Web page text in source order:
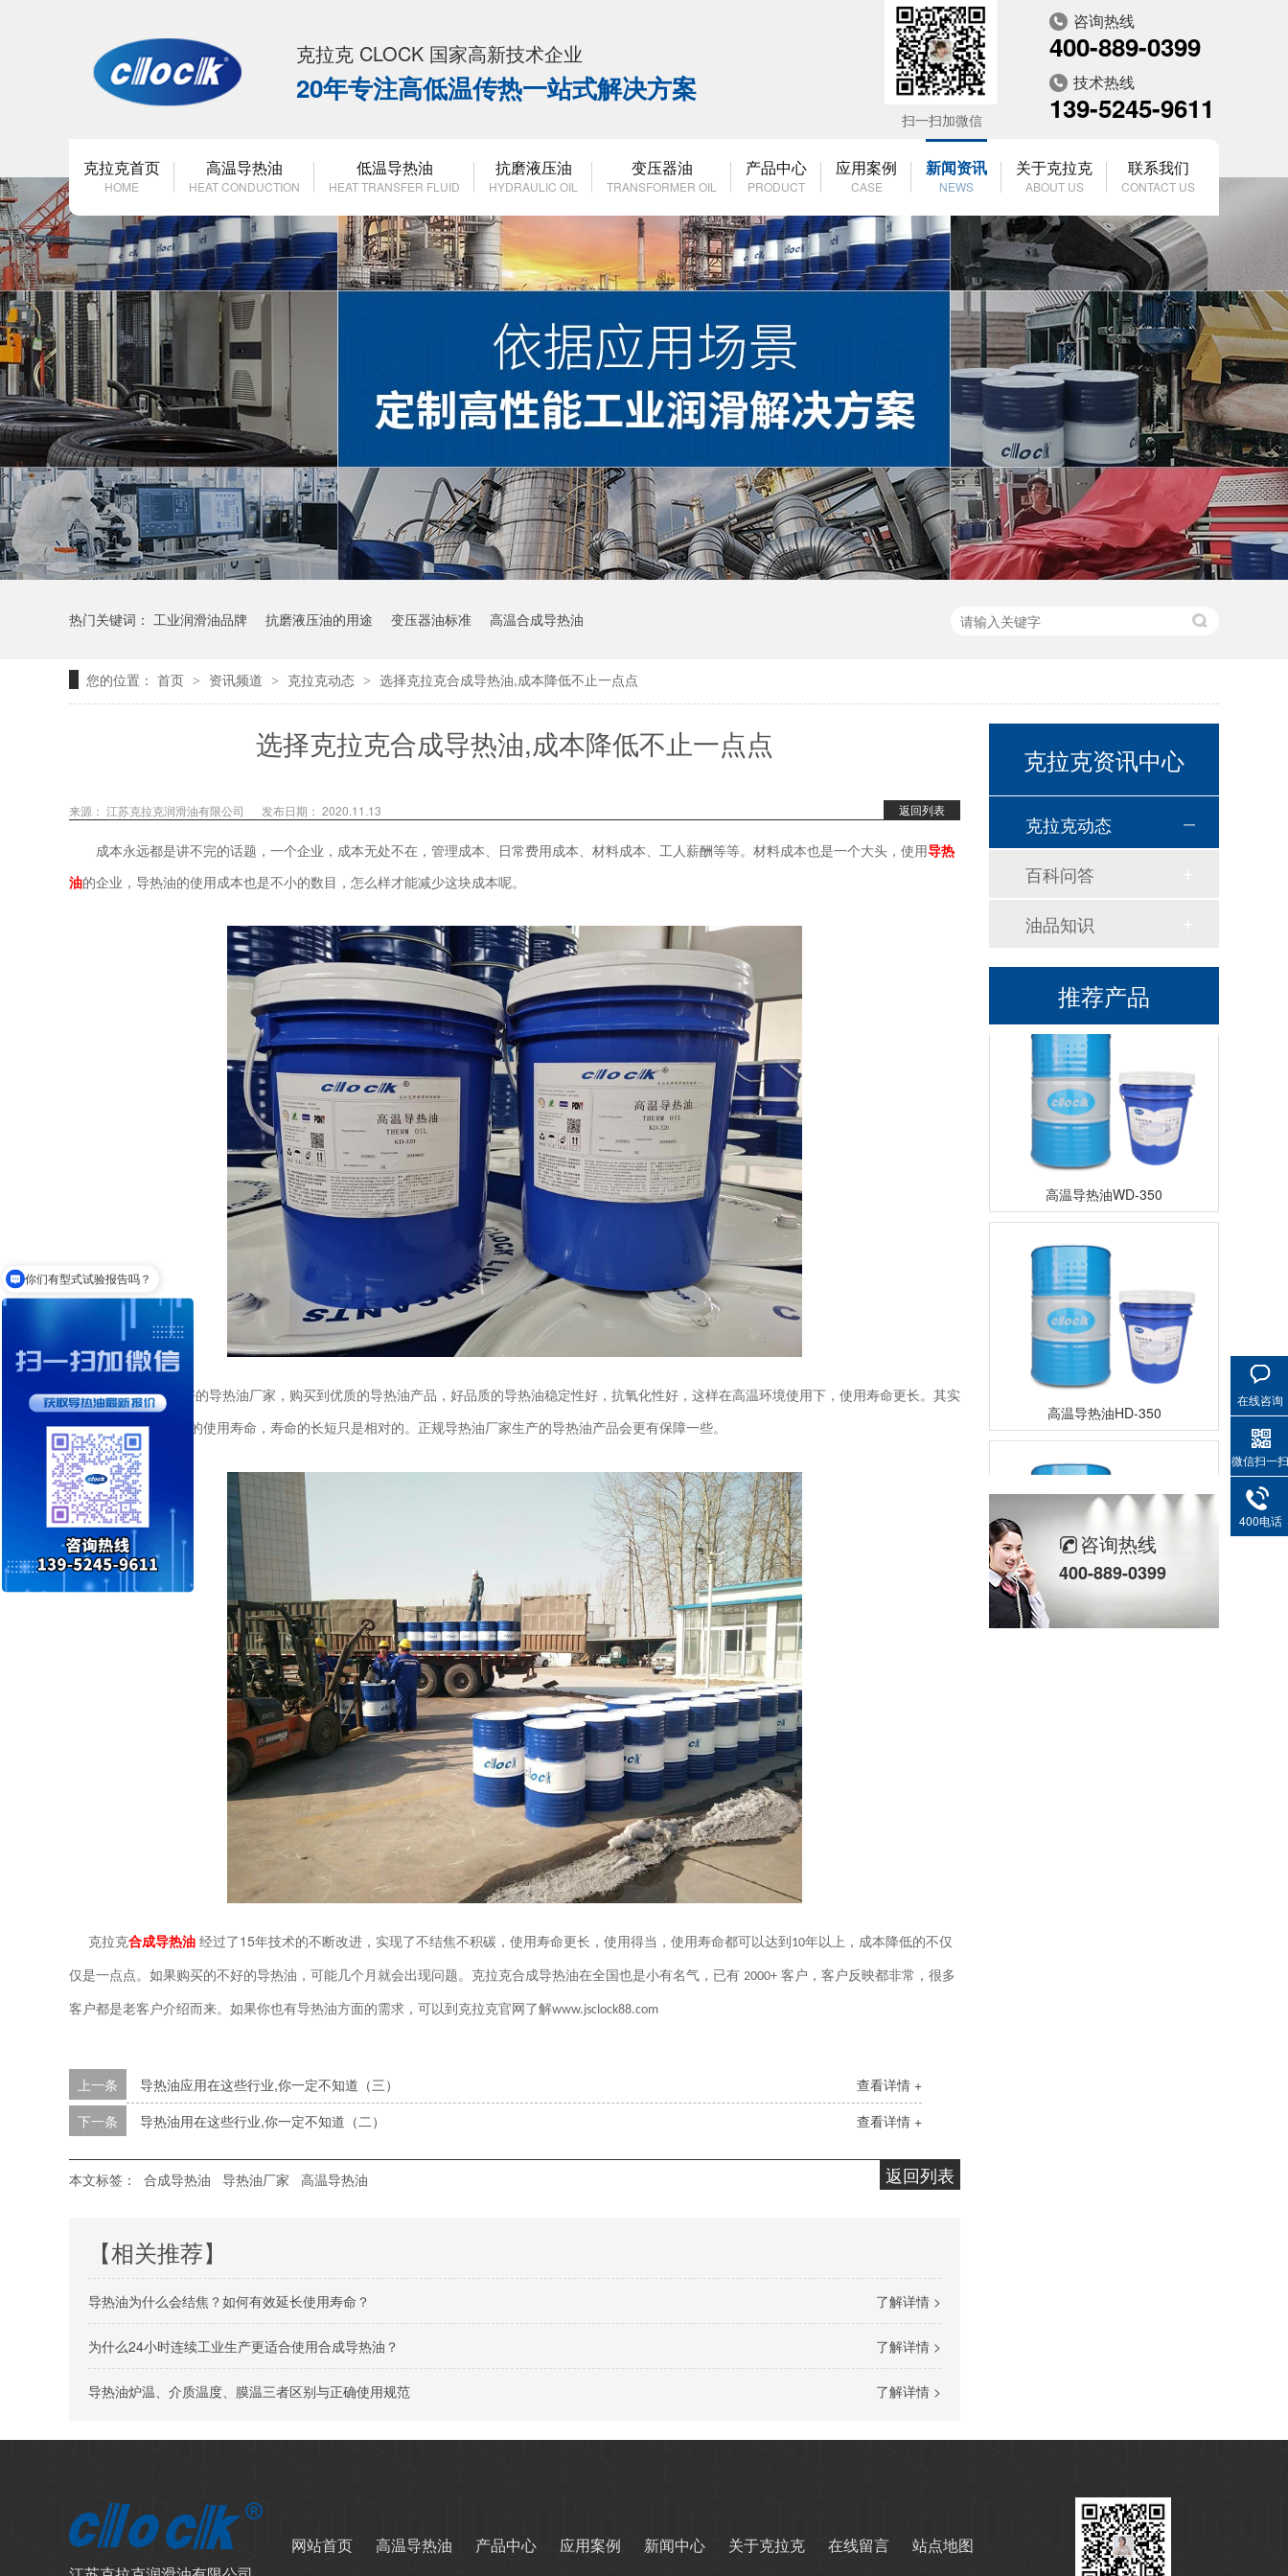
克拉克 CLOCK 国家高新技术企业
20年专注高低温传热一站式解决方案
咨询热线
400-889-0399
技术热线
139-5245-9611
扫一扫加微信
克拉克首页
HOME
高温导热油
HEAT CONDUCTION
低温导热油
HEAT TRANSFER FLUID
抗磨液压油
HYDRAULIC OIL
变压器油
TRANSFORMER OIL
产品中心
PRODUCT
应用案例
CASE
新闻资讯
NEWS
关于克拉克
ABOUT US
联系我们
CONTACT US
热门关键词： 工业润滑油品牌 抗磨液压油的用途 变压器油标准 高温合成导热油
您的位置： 首页 > 资讯频道 > 克拉克动态 > 选择克拉克合成导热油,成本降低不止一点点
选择克拉克合成导热油,成本降低不止一点点
返回列表
来源： 江苏克拉克润滑油有限公司 发布日期： 2020.11.13
成本永远都是讲不完的话题，一个企业，成本无处不在，管理成本、日常费用成本、材料成本、工人薪酬等等。材料成本也是一个大头，使用导热
油的企业，导热油的使用成本也是不小的数目，怎么样才能减少这块成本呢。
首先要选择一个好的导热油厂家，购买到优质的导热油产品，好品质的导热油稳定性好，抗氧化性好，这样在高温环境使用下，使用寿命更长。其实
每一款产品都有自己的使用寿命，寿命的长短只是相对的。正规导热油厂家生产的导热油产品会更有保障一些。
克拉克合成导热油 经过了 15年技术的不断改进，实现了不结焦不积碳，使用寿命更长，使用得当，使用寿命都可以达到 10年以上，成本降低的不仅
仅是一点点。如果购买的不好的导热油，可能几个月就会出现问题。克拉克合成导热油在全国也是小有名气，已有 2000+ 客户，客户反映都非常，很多
客户都是老客户介绍而来。如果你也有导热油方面的需求，可以到克拉克官网了解www.jsclock88.com
查看详情 +
上一条
导热油应用在这些行业,你一定不知道（三）
查看详情 +
下一条 导热油用在这些行业,你一定不知道（二）
返回列表
本文标签： 合成导热油 导热油厂家 高温导热油
【相关推荐】
了解详情 >
导热油为什么会结焦？如何有效延长使用寿命？
了解详情 >
为什么24小时连续工业生产更适合使用合成导热油？
了解详情 >
导热油炉温、介质温度、膜温三者区别与正确使用规范
克拉克资讯中心
克拉克动态
百科问答
油品知识
推荐产品
高温链条油HL350
高温导热油KD-320
高温导热油RD-400
咨询热线
400-889-0399
网站首页 高温导热油 产品中心 应用案例 新闻中心 关于克拉克 在线留言 站点地图
在线咨询
微信扫一扫
400电话
你们有型式试验报告吗？